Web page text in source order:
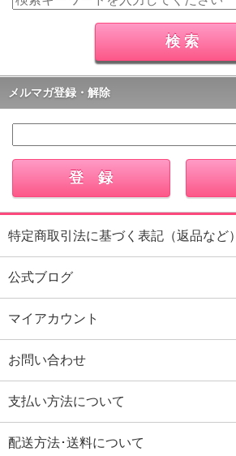
メルマガ登録・解除
特定商取引法に基づく表記（返品など）
公式ブログ
マイアカウント
お問い合わせ
支払い方法について
配送方法･送料について